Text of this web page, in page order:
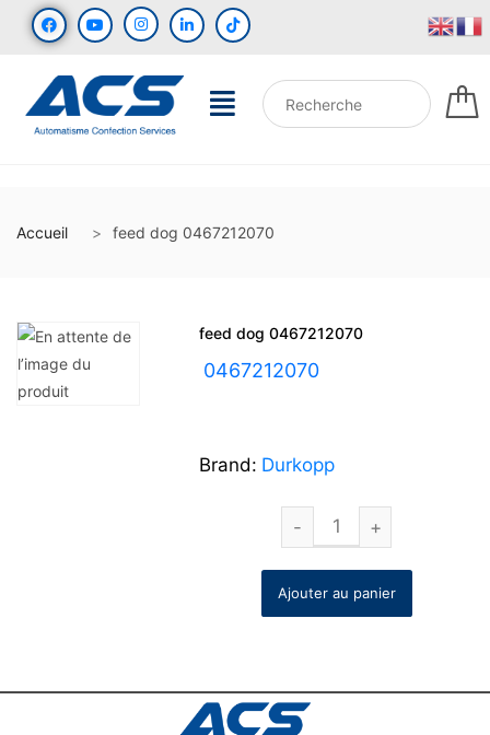
Accueil feed dog 0467212070
feed dog 0467212070
0467212070
Brand: Durkopp
Ajouter au panier